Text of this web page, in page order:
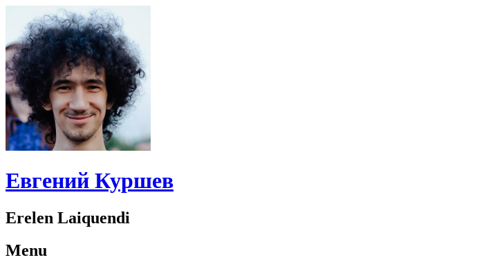
Евгений Куршев
Erelen Laiquendi
Menu